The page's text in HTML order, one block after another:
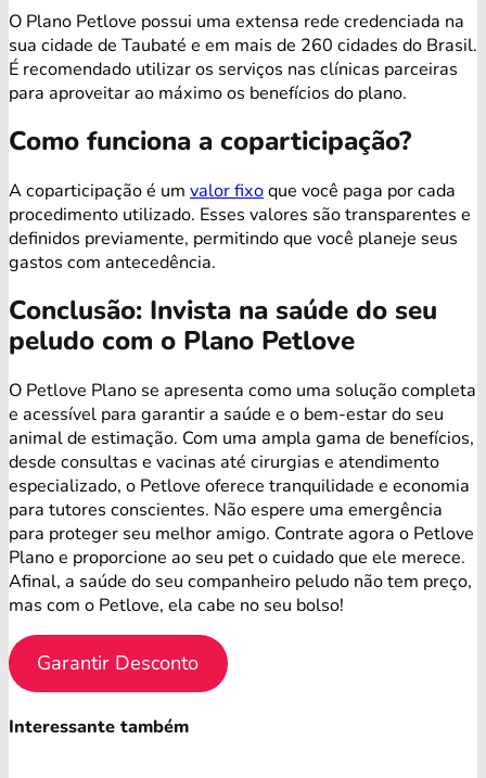
O Plano Petlove possui uma extensa rede credenciada na
sua cidade de Taubaté e em mais de 260 cidades do Brasil.
É recomendado utilizar os serviços nas clínicas parceiras
para aproveitar ao máximo os benefícios do plano.
Como funciona a coparticipação?
A coparticipação é um valor fixoque você paga por cada
procedimento utilizado. Esses valores são transparentes e
definidos previamente, permitindo que você planeje seus
gastos com antecedência.
Conclusão: Invista na saúde do seu
peludo com o Plano Petlove
O Petlove Plano se apresenta como uma solução completa
e acessível para garantir a saúde e o bem-estar do seu
animal de estimação. Com uma ampla gama de benefícios,
desde consultas e vacinas até cirurgias e atendimento
especializado, o Petlove oferece tranquilidade e economia
para tutores conscientes. Não espere uma emergência
para proteger seu melhor amigo. Contrate agora o Petlove
Plano e proporcione ao seu pet o cuidado que ele merece.
Afinal, a saúde do seu companheiro peludo não tem preço,
mas com o Petlove, ela cabe no seu bolso!
Garantir Desconto
Interessante também